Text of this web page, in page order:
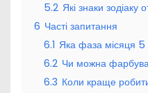
5.2 Які знаки
6 Часті запитання
6.1 Яка фаза місяця
6.2 Чи можна
6.3 Коли краще